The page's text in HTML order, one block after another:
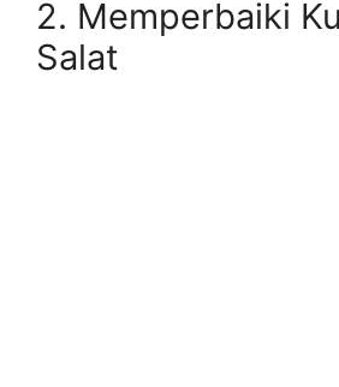
2. Memperbaiki
Salat